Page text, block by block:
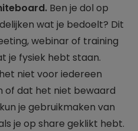
Ben je dol op
wat je bedoelt? Dit
webinar of training
je fysiek hebt staan.
niet voor iedereen
of dat het niet bewaard
je gebruikmaken van
je op share geklikt hebt.